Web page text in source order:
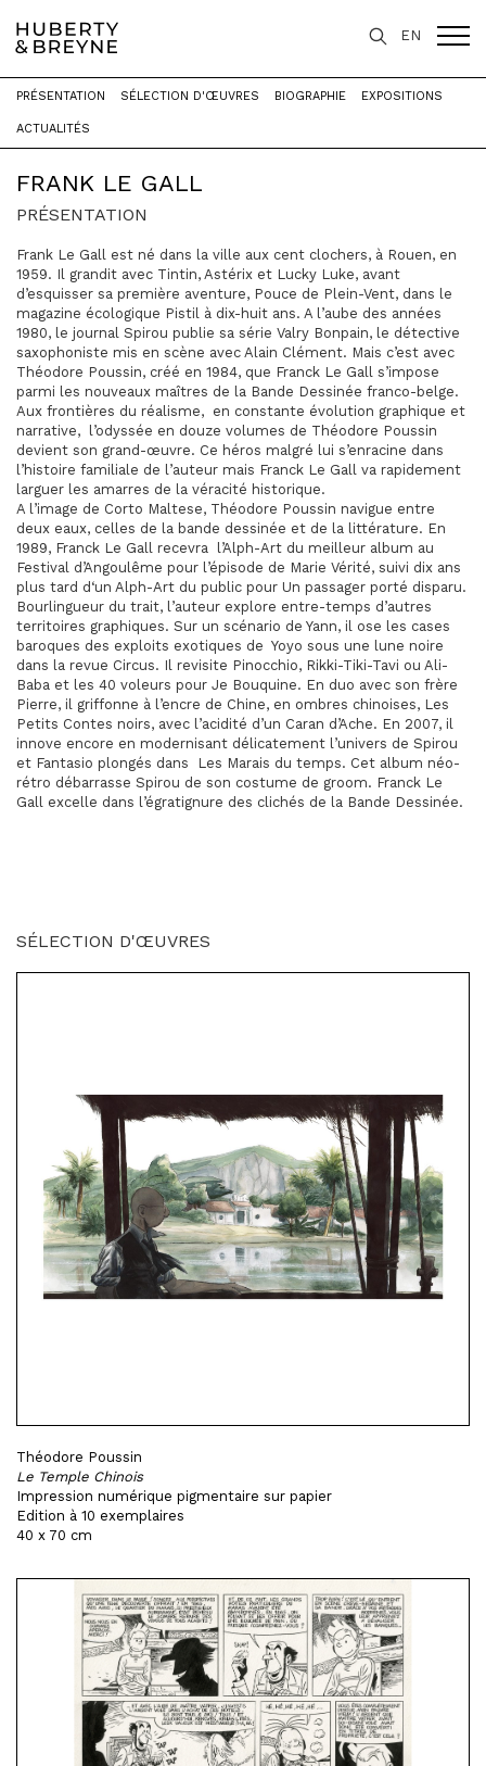
EN
Accueil > Artistes > Frank Le Gall
FRANK LE GALL
PRÉSENTATION SÉLECTION D'ŒUVRES BIOGRAPHIE EXPOSITIONS
ACTUALITÉS
PRÉSENTATION
Frank Le Gall est né dans la ville aux cent clochers, à Rouen, en
1959. Il grandit avec Tintin, Astérix et Lucky Luke, avant
d’esquisser sa première aventure, Pouce de Plein-Vent, dans le
magazine écologique Pistil à dix-huit ans. A l’aube des années
1980, le journal Spirou publie sa série Valry Bonpain, le détective
saxophoniste mis en scène avec Alain Clément. Mais c’est avec
Théodore Poussin, créé en 1984, que Franck Le Gall s’impose
parmi les nouveaux maîtres de la Bande Dessinée franco-belge.
Aux frontières du réalisme, en constante évolution graphique et
narrative, l’odyssée en douze volumes de Théodore Poussin
devient son grand-œuvre. Ce héros malgré lui s’enracine dans
l’histoire familiale de l’auteur mais Franck Le Gall va rapidement
larguer les amarres de la véracité historique.
A l’image de Corto Maltese, Théodore Poussin navigue entre
deux eaux, celles de la bande dessinée et de la littérature. En
1989, Franck Le Gall recevra l’Alph-Art du meilleur album au
Festival d’Angoulême pour l’épisode de Marie Vérité, suivi dix ans
plus tard d‘un Alph-Art du public pour Un passager porté disparu.
Bourlingueur du trait, l’auteur explore entre-temps d’autres
territoires graphiques. Sur un scénario de Yann, il ose les cases
baroques des exploits exotiques de Yoyo sous une lune noire
dans la revue Circus. Il revisite Pinocchio, Rikki-Tiki-Tavi ou Ali-
Baba et les 40 voleurs pour Je Bouquine. En duo avec son frère
Pierre, il griffonne à l’encre de Chine, en ombres chinoises, Les
Petits Contes noirs, avec l’acidité d’un Caran d’Ache. En 2007, il
innove encore en modernisant délicatement l’univers de Spirou
et Fantasio plongés dans Les Marais du temps. Cet album néo-
rétro débarrasse Spirou de son costume de groom. Franck Le
Gall excelle dans l’égratignure des clichés de la Bande Dessinée.
SÉLECTION D'ŒUVRES
Théodore Poussin
Le Temple Chinois
Impression numérique pigmentaire sur papier
Edition à 10 exemplaires
40 x 70 cm